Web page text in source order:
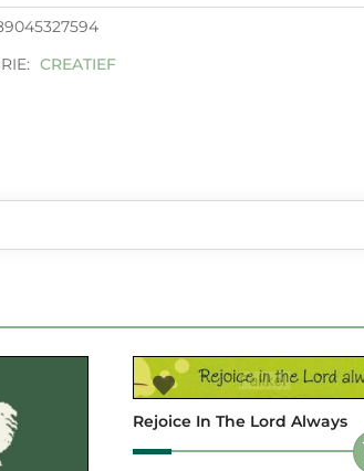
CREATIEF
Rejoice In The Lord Always